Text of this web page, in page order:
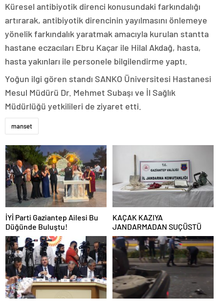
Küresel antibiyotik direnci konusundaki farkındalığı
artırarak, antibiyotik direncinin yayılmasını önlemeye
yönelik farkındalık yaratmak amacıyla kurulan stantta
hastane eczacıları Ebru Kaçar ile Hilal Akdağ, hasta,
hasta yakınları ile personele bilgilendirme yaptı.
Yoğun ilgi gören standı SANKO Üniversitesi Hastanesi
Mesul Müdürü Dr. Mehmet Subaşı ve İl Sağlık
Müdürlüğü yetkilileri de ziyaret etti.
manset
İYİ Parti Gaziantep Ailesi Bu
Düğünde Buluştu!
KAÇAK KAZIYA
JANDARMADAN SUÇÜSTÜ